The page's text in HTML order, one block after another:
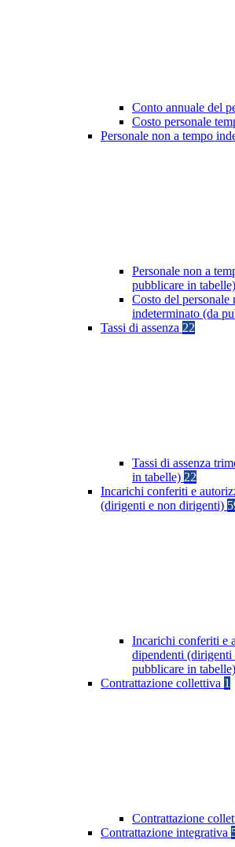
Conto annuale del
Costo personale
Personale non a tempo
Personale non a
pubblicare in tabelle)
Costo del personale
indeterminato (da
Tassi di assenza 22
Tassi di assenza
in tabelle) 22
Incarichi conferiti e
(dirigenti e non dirigenti)
Incarichi conferiti e
dipendenti
pubblicare in tabelle)
Contrattazione collettiva 1
Contrattazione
Contrattazione integrativa